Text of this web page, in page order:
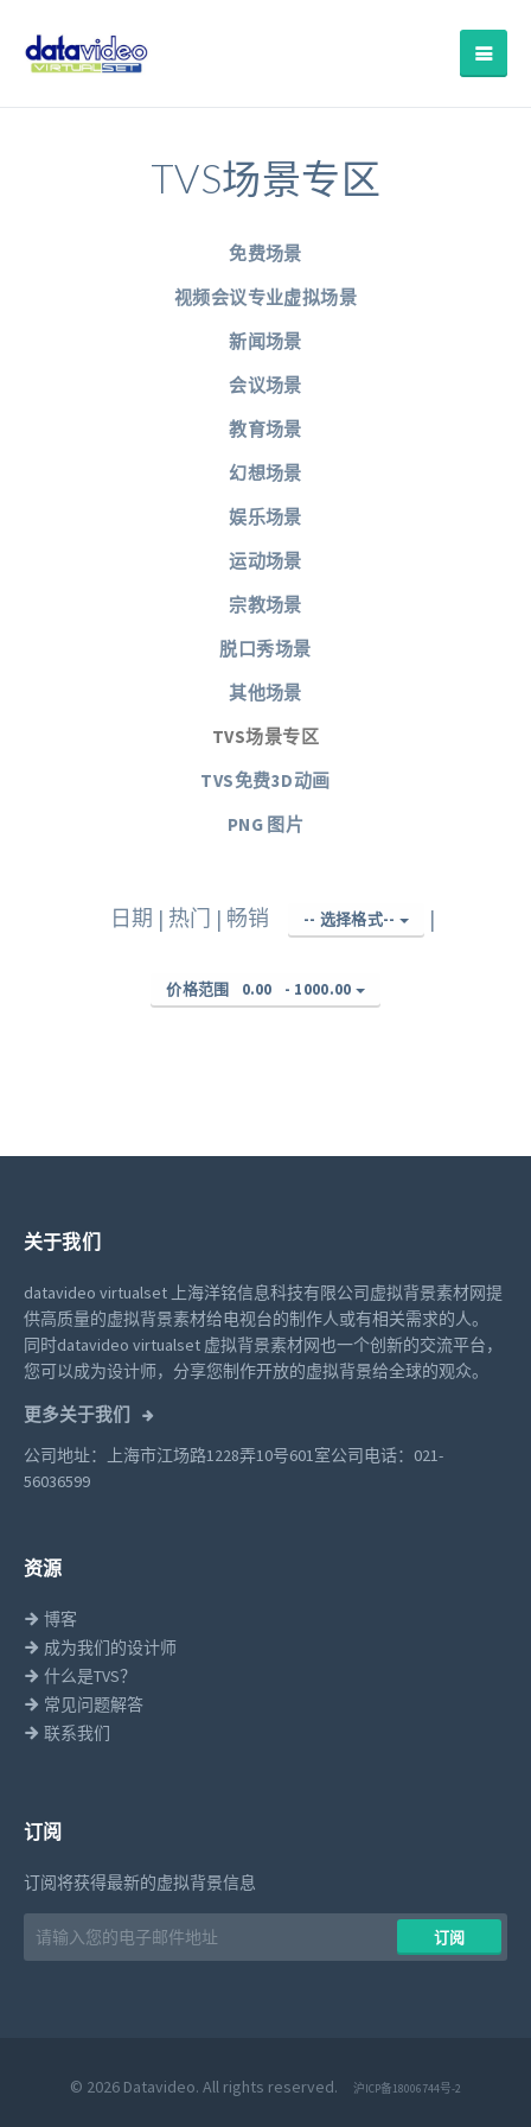
TVS场景专区
免费场景
视频会议专业虚拟场景
新闻场景
会议场景
教育场景
幻想场景
娱乐场景
运动场景
宗教场景
脱口秀场景
其他场景
TVS场景专区
TVS免费3D动画
PNG 图片
日期 | 热门 | 畅销 -- 选择格式-- |
价格范围 0.00 - 1000.00
关于我们
datavideo virtualset 上海洋铭信息科技有限公司虚拟背景素材网提
供高质量的虚拟背景素材给电视台的制作人或有相关需求的人。
同时datavideo virtualset 虚拟背景素材网也一个创新的交流平台，
您可以成为设计师，分享您制作开放的虚拟背景给全球的观众。
更多关于我们
公司地址：上海市江场路1228弄10号601室公司电话：021-
56036599
资源
博客
成为我们的设计师
什么是TVS？
常见问题解答
联系我们
订阅
订阅将获得最新的虚拟背景信息
Email
address
​​订阅
© 2026 Datavideo. All rights reserved. 沪ICP备18006744号-2